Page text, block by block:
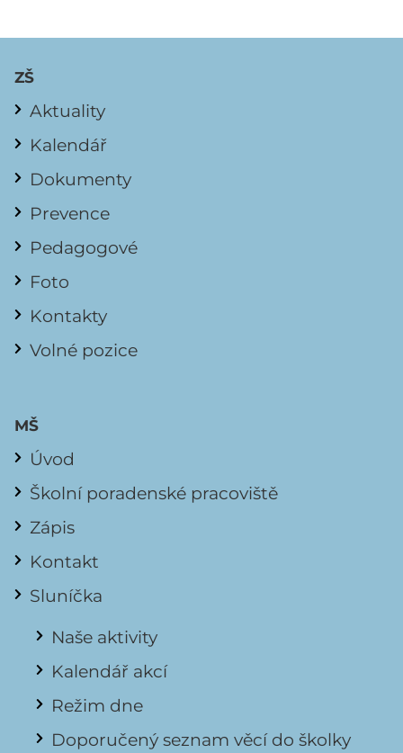
ZŠ
Aktuality
Kalendář
Dokumenty
Prevence
Pedagogové
Foto
Kontakty
Volné pozice
MŠ
Úvod
Školní poradenské pracoviště
Zápis
Kontakt
Sluníčka
Naše aktivity
Kalendář akcí
Režim dne
Doporučený seznam věcí do školky